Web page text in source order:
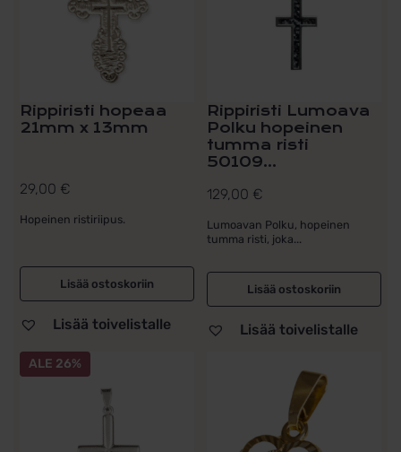
Rippiristi hopeaa
21mm x 13mm
29,00 €
Hopeinen ristiriipus.
Lisää ostoskoriin
Lisää toivelistalle
Rippiristi Lumoava
Polku hopeinen
tumma risti
50109...
129,00 €
Lumoavan Polku, hopeinen
tumma risti, joka...
Lisää ostoskoriin
Lisää toivelistalle
ALE 26%